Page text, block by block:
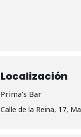
Localización
Prima's Bar
Calle de la Reina, 17,